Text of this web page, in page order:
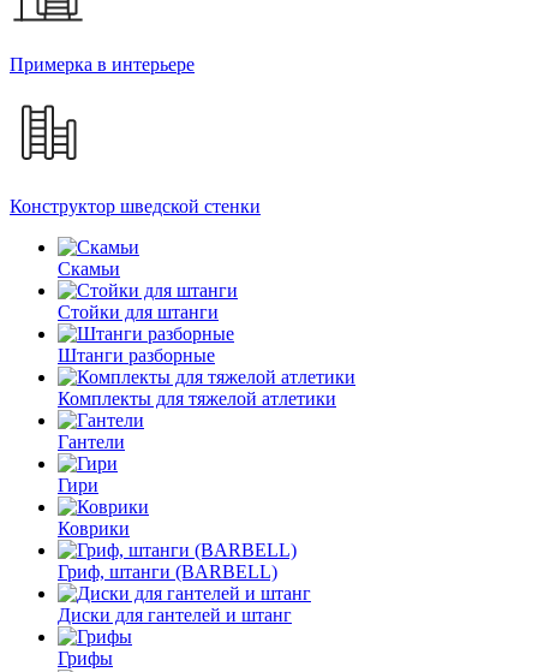
Примерка в интерьере
Конструктор шведской стенки
Скамьи
Стойки для штанги
Штанги разборные
Комплекты для тяжелой атлетики
Гантели
Гири
Коврики
Гриф, штанги (BARBELL)
Диски для гантелей и штанг
Грифы